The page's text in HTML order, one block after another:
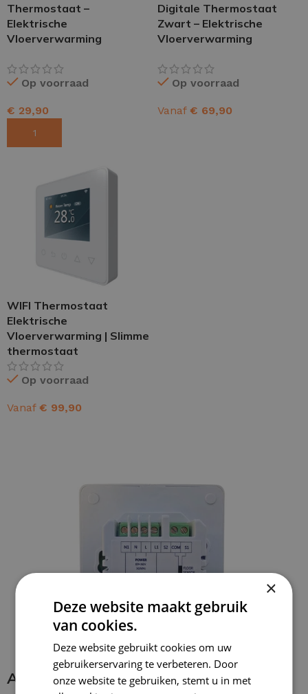
Thermostaat –
Elektrische
Vloerverwarming
Op voorraad
€ 29,90
Digitale Thermostaat
Zwart – Elektrische
Vloerverwarming
Op voorraad
Vanaf € 69,90
WIFI Thermostaat
Elektrische
Vloerverwarming | Slimme
thermostaat
Op voorraad
Vanaf € 99,90
Aansluiten thermostaat
×
Deze website maakt gebruik
van cookies.
Deze website gebruikt cookies om uw
gebruikerservaring te verbeteren. Door
onze website te gebruiken, stemt u in met